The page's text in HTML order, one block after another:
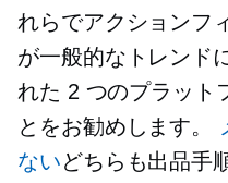
れらでアクションフ
が一般的なトレンド
れた 2 つのプラット
とをお勧めします。
ないどちらも出品手